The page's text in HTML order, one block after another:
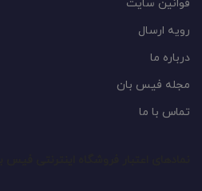
قوانین سایت
رویه ارسال
درباره ما
مجله فیس بان
تماس با ما